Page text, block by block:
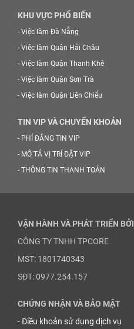
KHU VỰC PHỔ BIẾN
- Việc làm Đà Nẵng
- Việc làm Quận Hải Châu
- Việc làm Quận Thanh Khê
- Việc làm Quận Sơn Trà
- Việc làm Quận Liên Chiểu
TIN VIP VÀ CHUYỂN KHOẢN
- PHÍ ĐĂNG TIN VIP
- MÔ TẢ VỊ TRÍ ĐẶT VIP
- THÔNG TIN THANH TOÁN
VẬN HÀNH VÀ PHÁT TRIỂN BỞI
CÔNG TY TNHH TPCORE
MST: 1801740343
SĐT: 0977.254.157
CHỨNG NHẬN VÀ BẢO MẬT
-Điều khoản sử dụng dịch vụ